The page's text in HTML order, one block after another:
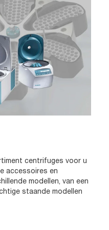
centrifuges voor u
accessoires en
modellen, van een
staande modellen